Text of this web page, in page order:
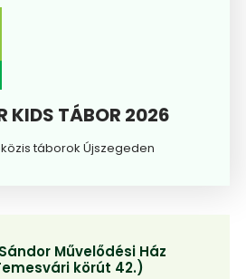
KIDS TÁBOR 2026
táborok Újszegeden
Művelődési Ház
körút 42.)